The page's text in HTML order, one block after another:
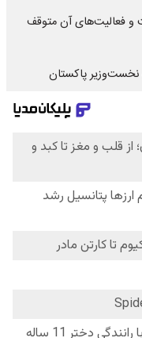
فعالیت‌های آن متوقف
نخست‌وزیر پاکستان